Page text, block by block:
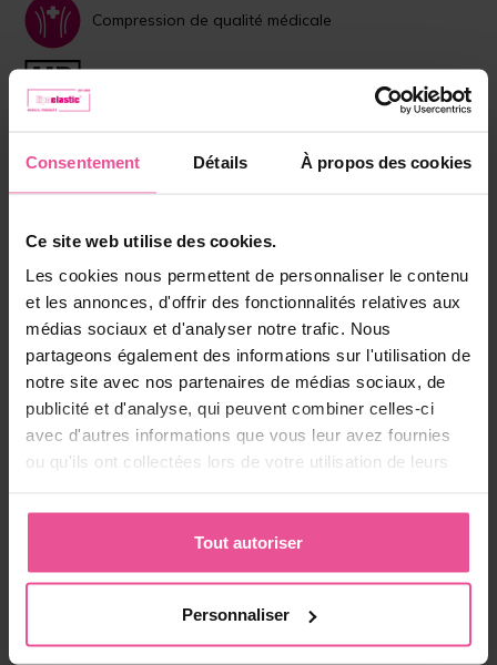
Consentement Détails À propos des cookies
Ce site web utilise des cookies.
Les cookies nous permettent de personnaliser le contenu
et les annonces, d'offrir des fonctionnalités relatives aux
médias sociaux et d'analyser notre trafic. Nous
partageons également des informations sur l'utilisation de
notre site avec nos partenaires de médias sociaux, de
publicité et d'analyse, qui peuvent combiner celles-ci
avec d'autres informations que vous leur avez fournies
ou qu'ils ont collectées lors de votre utilisation de leurs
Tout autoriser
Personnaliser
Compression de qualité médicale
Dispositif médical
Bleu foncé / bande élastique multicolore
Noir / bande élastique noire
Taille: XS
En stock
79,90 €